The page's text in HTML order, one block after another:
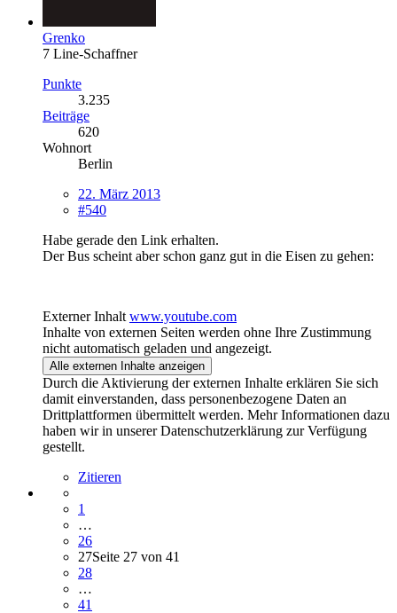
Grenko
7 Line-Schaffner
Punkte
3.235
Beiträge
620
Wohnort
Berlin
22. März 2013
#540
Habe gerade den Link erhalten.
Der Bus scheint aber schon ganz gut in die Eisen zu gehen:
Externer Inhalt www.youtube.com
Inhalte von externen Seiten werden ohne Ihre Zustimmung
nicht automatisch geladen und angezeigt.
Alle externen Inhalte anzeigen
Durch die Aktivierung der externen Inhalte erklären Sie sich
damit einverstanden, dass personenbezogene Daten an
Drittplattformen übermittelt werden. Mehr Informationen dazu
haben wir in unserer Datenschutzerklärung zur Verfügung
gestellt.
Zitieren
1
…
26
27Seite 27 von 41
28
…
41